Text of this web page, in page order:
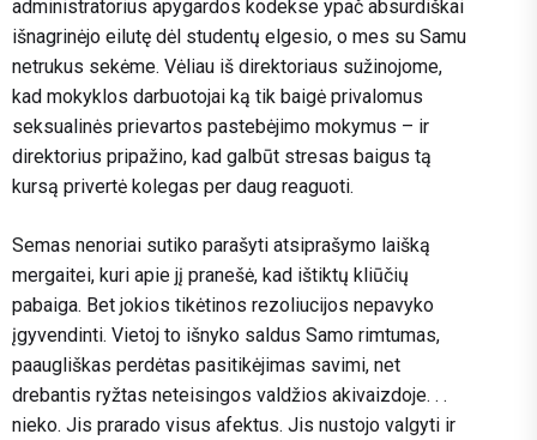
administratorius apygardos kodekse ypač absurdiškai
išnagrinėjo eilutę dėl studentų elgesio, o mes su Samu
netrukus sekėme. Vėliau iš direktoriaus sužinojome,
kad mokyklos darbuotojai ką tik baigė privalomus
seksualinės prievartos pastebėjimo mokymus – ir
direktorius pripažino, kad galbūt stresas baigus tą
kursą privertė kolegas per daug reaguoti.
Semas nenoriai sutiko parašyti atsiprašymo laišką
mergaitei, kuri apie jį pranešė, kad ištiktų kliūčių
pabaiga. Bet jokios tikėtinos rezoliucijos nepavyko
įgyvendinti. Vietoj to išnyko saldus Samo rimtumas,
paaugliškas perdėtas pasitikėjimas savimi, net
drebantis ryžtas neteisingos valdžios akivaizdoje. . .
nieko. Jis prarado visus afektus. Jis nustojo valgyti ir